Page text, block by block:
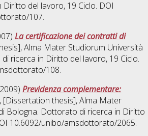
Diritto del lavoro, 19 Ciclo. DOI
107.
La certificazione dei contratti di
Alma Mater Studiorum Università
ricerca in Diritto del lavoro, 19 Ciclo.
108.
Previdenza complementare:
, [Dissertation thesis], Alma Mater
Bologna. Dottorato di ricerca in Diritto
10.6092/unibo/amsdottorato/2065.